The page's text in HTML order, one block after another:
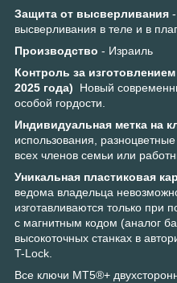
Защита от высверливания
высверливания в теле и в
Производство - Израиль
Контроль за
2025 года) Новый
особой гордости.
Индивидуальная метка на
использования,
всех членов семьи или
Уникальная пластиковая
ведома владельца
изготавливаются только при
с магнитным кодом (аналог
высокоточных станках в
T-Lock.
Все ключи MT5®+